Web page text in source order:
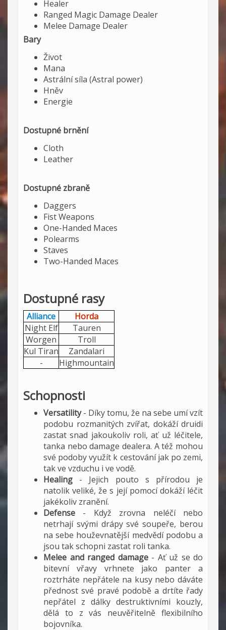
Healer
Ranged Magic Damage Dealer
Melee Damage Dealer
Bary
Život
Mana
Astrální síla (Astral power)
Hněv
Energie
Dostupné brnění
Cloth
Leather
Dostupné zbraně
Daggers
Fist Weapons
One-Handed Maces
Polearms
Staves
Two-Handed Maces
Dostupné rasy
Alliance
Horda
Night Elf
Tauren
Worgen
Troll
Kul Tiran
Zandalari
-
Highmountain
Schopnosti
Versatility- Díky tomu, že na sebe umí vzít
podobu rozmanitých zvířat, dokáží druidi
zastat snad jakoukoliv roli, ať už léčitele,
tanka nebo damage dealera. A též mohou
své podoby využít k cestování jak po zemi,
tak ve vzduchu i ve vodě.
Healing - Jejich pouto s přírodou je
natolik veliké, že s její pomocí dokáží léčit
jakékoliv zranění.
Defense - Když zrovna neléčí nebo
netrhají svými drápy své soupeře, berou
na sebe houževnatější medvědí podobu a
jsou tak schopni zastat roli tanka.
Melee and ranged damage- Ať už se do
bitevní vřavy vrhnete jako panter a
roztrháte nepřátele na kusy nebo dáváte
přednost své pravé podobě a drtíte řady
nepřátel z dálky destruktivními kouzly,
dělá to z vás neuvěřitelně flexibilního
bojovníka.